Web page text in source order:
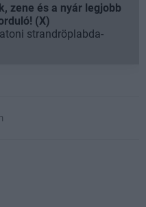
zene és a nyár legjobb
(X)
strandröplabda-